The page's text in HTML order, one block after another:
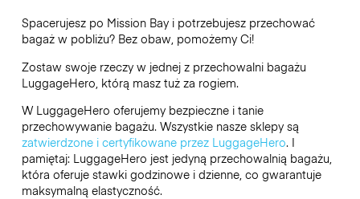
Spacerujesz po Mission Bay i potrzebujesz przechować
bagaż w pobliżu? Bez obaw, pomożemy Ci!
Zostaw swoje rzeczy w jednej z przechowalni bagażu
LuggageHero , którą masz tuż za rogiem.
W LuggageHero oferujemy bezpieczne i tanie
przechowywanie bagażu. Wszystkie nasze sklepy są
zatwierdzone i certyfikowane przez LuggageHero. I
pamiętaj: LuggageHero jest jedyną przechowalnią bagażu,
która oferuje stawki godzinowe i dzienne, co gwarantuje
maksymalną elastyczność.